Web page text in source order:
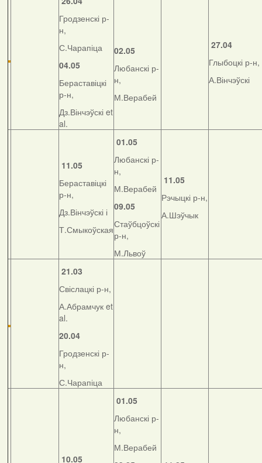
Гродзенскі р-
н,
С.Чарапіца
04.05
Бераставіцкі
р-н,
Дз.Вінчэўскі et
al.
02.05
Любанскі р-
н,
М.Верабей
27.04
Глыбоцкі р-н,
А.Вінчэўскі
11.05
Бераставіцкі
р-н,
Дз.Вінчэўскі і
Т.Смыкоўская
01.05
Любанскі р-
н,
М.Верабей
09.05
Стаўбцоўскі
р-н,
М.Львоў
11.05
Рэчыцкі р-н,
А.Шэўчык
21.03
Свіслацкі р-н,
А.Абрамчук et
al.
20.04
Гродзенскі р-
н,
С.Чарапіца
10.05
01.05
Любанскі р-
н,
М.Верабей